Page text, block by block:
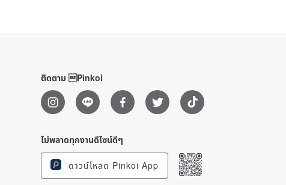
ติดตาม Pinkoi
ไม่พลาดทุกงานดีไซน์ดีๆ
ดาวน์โหลด Pinkoi App